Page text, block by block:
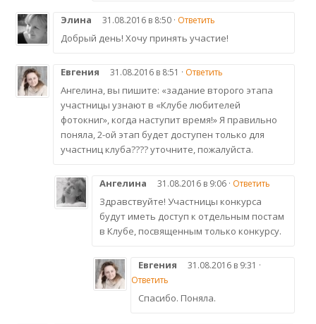
Элина 31.08.2016 в 8:50 · Ответить
Добрый день! Хочу принять участие!
Евгения 31.08.2016 в 8:51 · Ответить
Ангелина, вы пишите: «задание второго этапа
участницы узнают в «Клубе любителей
фотокниг», когда наступит время!» Я правильно
поняла, 2-ой этап будет доступен только для
участниц клуба???? уточните, пожалуйста.
Ангелина 31.08.2016 в 9:06 · Ответить
Здравствуйте! Участницы конкурса
будут иметь доступ к отдельным постам
в Клубе, посвященным только конкурсу.
Евгения
31.08.2016 в 9:31 ·
Ответить
Спасибо. Поняла.